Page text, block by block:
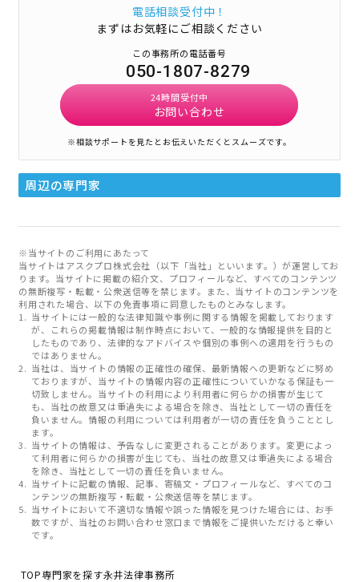
電話相談受付中！
まずはお気軽にご相談ください
この事務所の電話番号
050-1807-8279
24時間受付中
お問い合わせ
※相談サポートを見たとお伝えいただくとスムーズです。
周辺の専門家
※当サイトのご利用にあたって
当サイトはアスクプロ株式会社（以下「当社」といいます。）が運営してお
ります。当サイトに掲載の紹介文、プロフィールなど、すべてのコンテンツ
の無断複写・転載・公衆送信等を禁じます。また、当サイトのコンテンツを
利用された場合、以下の免責事項に同意したものとみなします。
当サイトには一般的な法律知識や事例に関する情報を掲載しております
が、これらの掲載情報は制作時点において、一般的な情報提供を目的と
したものであり、法律的なアドバイスや個別の事例への適用を行うもの
ではありません。
当社は、当サイトの情報の正確性の確保、最新情報への更新などに努め
ておりますが、当サイトの情報内容の正確性についていかなる保証も一
切致しません。当サイトの利用により利用者に何らかの損害が生じて
も、当社の故意又は重過失による場合を除き、当社として一切の責任を
負いません。情報の利用については利用者が一切の責任を負うこととし
ます。
当サイトの情報は、予告なしに変更されることがあります。変更によっ
て利用者に何らかの損害が生じても、当社の故意又は重過失による場合
を除き、当社として一切の責任を負いません。
当サイトに記載の情報、記事、寄稿文・プロフィールなど、すべてのコ
ンテンツの無断複写・転載・公衆送信等を禁じます。
当サイトにおいて不適切な情報や誤った情報を見つけた場合には、お手
数ですが、当社のお問い合わせ窓口まで情報をご提供いただけると幸い
です。
TOP専門家を探す永井法律事務所